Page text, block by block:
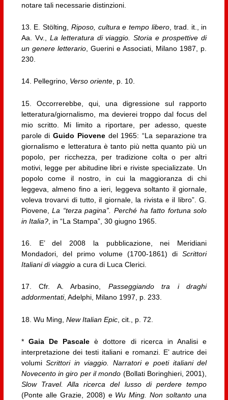
notare tali necessarie distinzioni.
13. E. Stölting, Riposo, cultura e tempo libero , trad. it., in
Aa. Vv., La letteratura di viaggio. Storia e prospettive di
un genere letterario, Guerini e Associati, Milano 1987, p.
230.
14. Pellegrino, Verso oriente, p. 10.
15. Occorrerebbe, qui, una digressione sul rapporto
letteratura/giornalismo, ma devierei troppo dal focus del
mio scritto. Mi limito a riportare, per adesso, queste
parole diGuido Piovenedel 1965: “La separazione tra
giornalismo e letteratura è tanto più netta quanto più un
popolo, per ricchezza, per tradizione colta o per altri
motivi, legge per abitudine libri e riviste specializzate. Un
popolo come il nostro, in cui la maggioranza di chi
leggeva, almeno fino a ieri, leggeva soltanto il giornale,
voleva trovarvi di tutto, il giornale, la rivista e il libro”. G.
Piovene,La “terza pagina”. Perché ha fatto fortuna solo
in Italia?, in “La Stampa”, 30 giugno 1965.
16. E’ del 2008 la pubblicazione, nei Meridiani
Mondadori, del primo volume (1700-1861) diScrittori
Italiani di viaggioa cura di Luca Clerici.
17. Cfr. A. Arbasino, Passeggiando tra i draghi
addormentati, Adelphi, Milano 1997, p. 233.
18. Wu Ming, New Italian Epic, cit., p. 72.
* Gaia De Pascale è dottore di ricerca in Analisi e
interpretazione dei testi italiani e romanzi. E’ autrice dei
volumiScrittori in viaggio. Narratori e poeti italiani del
Novecento in giro per il mondo (Bollati Boringhieri, 2001),
Slow Travel. Alla ricerca del lusso di perdere tempo
(Ponte alle Grazie, 2008) e Wu Ming. Non soltanto una